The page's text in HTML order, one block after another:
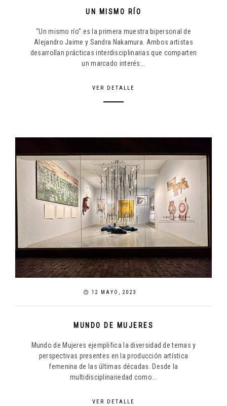
UN MISMO RÍO
“Un mismo río” es la primera muestra bipersonal de
Alejandro Jaime y Sandra Nakamura. Ambos artistas
desarrollan prácticas interdisciplinarias que comparten
un marcado interés...
VER DETALLE
12 MAYO, 2023
MUNDO DE MUJERES
Mundo de Mujeres ejemplifica la diversidad de temas y
perspectivas presentes en la producción artística
femenina de las últimas décadas. Desde la
multidisciplinariedad como...
VER DETALLE